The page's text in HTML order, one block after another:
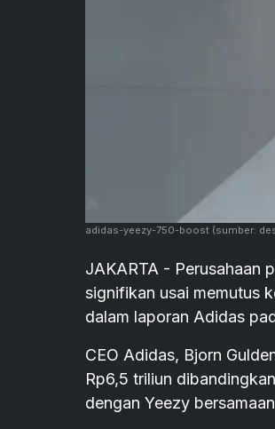
adidas-yeezy-750-boost (sumber:
JAKARTA - Perusahaan
signifikan usai memutus
dalam laporan Adidas
CEO Adidas, Bjorn
Rp6,5 triliun
dengan Yeezy